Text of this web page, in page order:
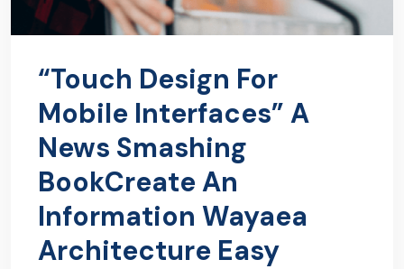
“Touch Design For
Mobile Interfaces” A
News Smashing
BookCreate An
Information Wayaea
Architecture Easy